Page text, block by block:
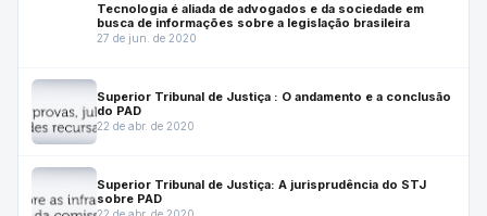
Tecnologia é aliada de advogados e da sociedade em
busca de informações sobre a legislação brasileira
27 de jun. de 2020
Superior Tribunal de Justiça : O andamento e a conclusão
do PAD
22 de abr. de 2020
Superior Tribunal de Justiça: A jurisprudência do STJ
sobre PAD